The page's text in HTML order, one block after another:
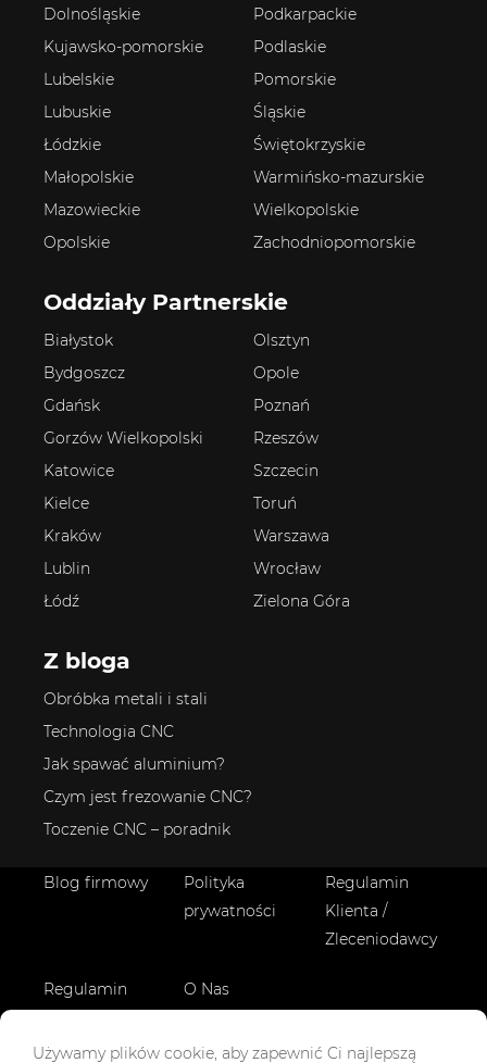
Dolnośląskie
Kujawsko-pomorskie
Lubelskie
Lubuskie
Łódzkie
Małopolskie
Mazowieckie
Opolskie
Podkarpackie
Podlaskie
Pomorskie
Śląskie
Świętokrzyskie
Warmińsko-mazurskie
Wielkopolskie
Zachodniopomorskie
Oddziały Partnerskie
Białystok
Bydgoszcz
Gdańsk
Gorzów Wielkopolski
Katowice
Kielce
Kraków
Lublin
Łódź
Olsztyn
Opole
Poznań
Rzeszów
Szczecin
Toruń
Warszawa
Wrocław
Zielona Góra
Z bloga
Obróbka metali i stali
Technologia CNC
Jak spawać aluminium?
Czym jest frezowanie CNC?
Toczenie CNC – poradnik
Blog firmowy
Polityka
prywatności
Regulamin
Klienta /
Zleceniodawcy
Regulamin
O Nas
Logowanie Logowanie Zostań
Używamy plików cookie, aby zapewnić Ci najlepszą